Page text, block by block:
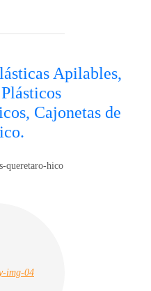
Apilables,
Cajonetas de